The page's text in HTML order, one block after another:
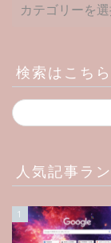
検索はこち
人気記事ラ
1